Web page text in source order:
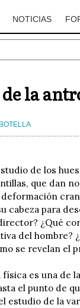
NOTICIAS
la
de los
que dan
cabeza para
¿Qué
del hombre?
se revelan el
es una de
el punto de
estudio de la